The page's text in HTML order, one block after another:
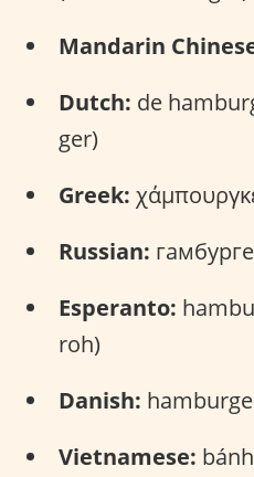
Mandarin
Dutch: de
ger)
Greek:
Russian:
Esperanto:
roh)
Danish:
Vietnamese: